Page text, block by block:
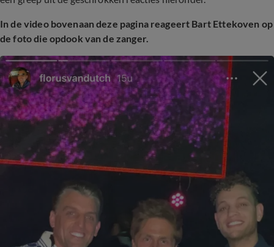
In de video bovenaan deze pagina reageert Bart Ettekoven op
de foto die opdook van de zanger.